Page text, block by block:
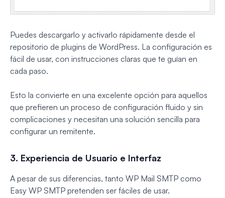
Puedes descargarlo y activarlo rápidamente desde el
repositorio de plugins de WordPress. La configuración es
fácil de usar, con instrucciones claras que te guían en
cada paso.
Esto la convierte en una excelente opción para aquellos
que prefieren un proceso de configuración fluido y sin
complicaciones y necesitan una solución sencilla para
configurar un remitente.
3. Experiencia de Usuario e Interfaz
A pesar de sus diferencias, tanto WP Mail SMTP como
Easy WP SMTP pretenden ser fáciles de usar.